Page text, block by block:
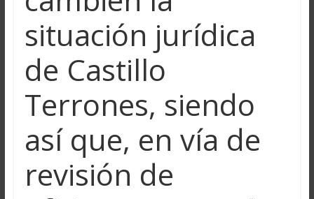
situación jurídica
de Castillo
Terrones, siendo
así que, en vía de
revisión de